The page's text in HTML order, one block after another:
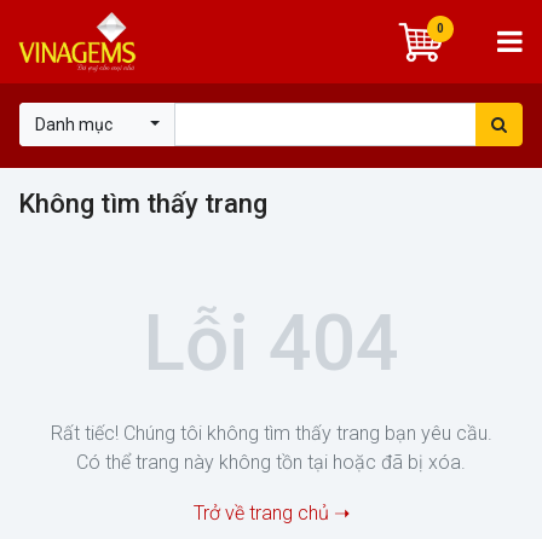
Danh mục
0
Không tìm thấy trang
Lỗi 404
Rất tiếc! Chúng tôi không tìm thấy trang bạn yêu cầu.
Có thể trang này không tồn tại hoặc đã bị xóa.
Trở về trang chủ ➝